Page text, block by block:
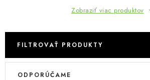
Kontakty
Zobraziť viac produktov
FILTROVAŤ PRODUKTY
V
R
ODPORÚČAME